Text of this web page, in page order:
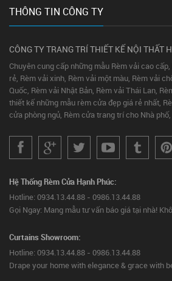
THÔNG TIN CÔNG TY
CÔNG TY TRANG TRÍ THIẾT KẾ NỘI THẤT
Chuyên cung cấp những mẫu Rèm vải cao
rẻ, Rèm vải xinh, Rèm vải một màu, Rèm vải
Quốc, Rèm vải Nhật Bản, Rèm vải Thái Lan,
thiết kế những mẫu rèm cửa đẹp giá rẻ nhất,
cửa phòng ngủ, Rèm cửa trang trí cho Nhà
Hệ Thống Rèm Cửa Hạnh Phúc:
Hotline: 0934.13.44.88 - 0986.13.44.88
Gọi Ngay: Mang mẫu tư vấn báo giá tại nhà!
Curtains Showroom:
Hotline: 0934.13.44.88 - 0986.13.44.88
Drape your home with elegance & grace with